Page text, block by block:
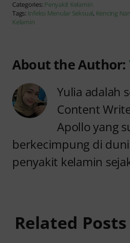
Categories: Penyakit Kelamin
Tags: Infeksi Menular Seksual, Kencing
Kelamin
About the Author:
Yulia adalah
Content
Apollo yang
berkecimpung di
penyakit kelamin
Related Posts
Penyebab
Sering